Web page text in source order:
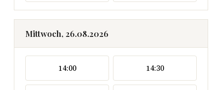
Mittwoch, 26.08.2026
14:00 14:30